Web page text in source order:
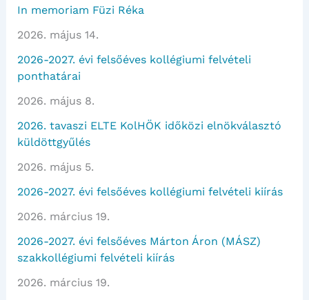
In memoriam Füzi Réka
2026. május 14.
2026-2027. évi felsőéves kollégiumi felvételi
ponthatárai
2026. május 8.
2026. tavaszi ELTE KolHÖK időközi elnökválasztó
küldöttgyűlés
2026. május 5.
2026-2027. évi felsőéves kollégiumi felvételi kiírás
2026. március 19.
2026-2027. évi felsőéves Márton Áron (MÁSZ)
szakkollégiumi felvételi kiírás
2026. március 19.